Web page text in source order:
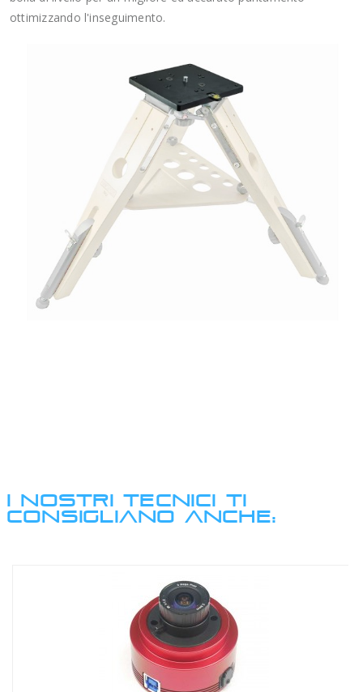
ottimizzando l'inseguimento.
I NOSTRI TECNICI TI
CONSIGLIANO ANCHE: